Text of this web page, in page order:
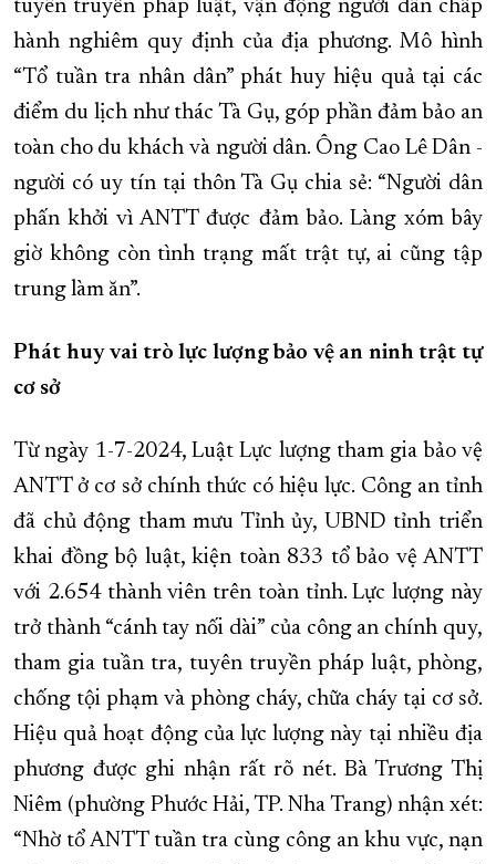
tuyên truyền pháp luật, vận động người dân chấp
hành nghiêm quy định của địa phương. Mô hình
“Tổ tuần tra nhân dân” phát huy hiệu quả tại các
điểm du lịch như thác Tà Gụ, góp phần đảm bảo an
toàn cho du khách và người dân. Ông Cao Lê Dân -
người có uy tín tại thôn Tà Gụ chia sẻ: “Người dân
phấn khởi vì ANTT được đảm bảo. Làng xóm bây
giờ không còn tình trạng mất trật tự, ai cũng tập
trung làm ăn”.
Phát huy vai trò lực lượng bảo vệ an ninh trật tự
cơ sở
Từ ngày 1-7-2024, Luật Lực lượng tham gia bảo vệ
ANTT ở cơ sở chính thức có hiệu lực. Công an tỉnh
đã chủ động tham mưu Tỉnh ủy, UBND tỉnh triển
khai đồng bộ luật, kiện toàn 833 tổ bảo vệ ANTT
với 2.654 thành viên trên toàn tỉnh. Lực lượng này
trở thành “cánh tay nối dài” của công an chính quy,
tham gia tuần tra, tuyên truyền pháp luật, phòng,
chống tội phạm và phòng cháy, chữa cháy tại cơ sở.
Hiệu quả hoạt động của lực lượng này tại nhiều địa
phương được ghi nhận rất rõ nét. Bà Trương Thị
Niêm (phường Phước Hải, TP. Nha Trang) nhận xét:
“Nhờ tổ ANTT tuần tra cùng công an khu vực, nạn